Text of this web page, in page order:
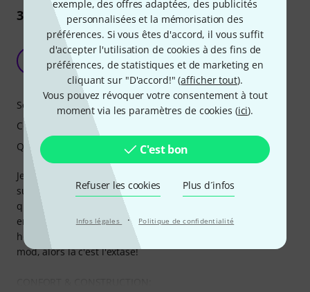
exemple, des offres adaptées, des publicités
personnalisées et la mémorisation des
préférences. Si vous êtes d'accord, il vous suffit
d'accepter l'utilisation de cookies à des fins de
préférences, de statistiques et de marketing en
cliquant sur "D'accord!" (afficher tout).
Vous pouvez révoquer votre consentement à tout
moment via les paramètres de cookies (ici).
C'est bon
Refuser les cookies Plus d´infos
Infos légales · Politique de confidentialité
3371 Commentaires
Très bon au déballage excellent avec quelques
modifications.
StudioMaison 08.04.2020
Je ne vous apprend surement rien disant que les casques
superlux ont très bonne réputation... Et forcé de constater
qu'une fois sur les oreilles, c'est que du plaisir! Aussi bien
en audiophile que pour le studio, le 681 s'en sort avec les
honneurs peu importe ce qu'on désire en faire. Et si on le
mod, alors là c'est l'extase!
Son
Confort
Qualité de fabrication